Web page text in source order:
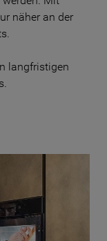
näher an der
langfristigen